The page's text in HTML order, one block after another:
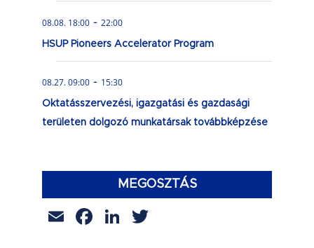
08.08. 18:00 - 22:00
HSUP Pioneers Accelerator Program
08.27. 09:00 - 15:30
Oktatásszervezési, igazgatási és gazdasági
területen dolgozó munkatársak továbbképzése
MEGOSZTÁS
EmailFacebook
LinkedIn